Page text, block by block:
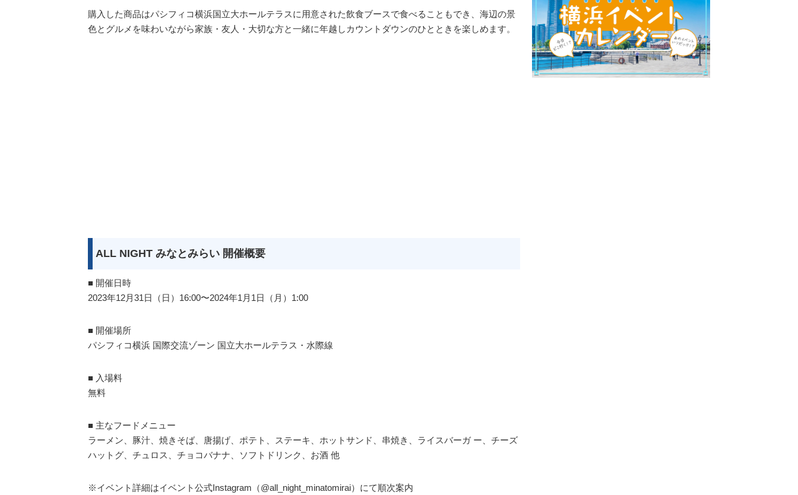
購⼊した商品はパシフィコ横浜国⽴⼤ホールテラスに⽤意された飲⾷ブースで食べることもでき、海辺の景
⾊とグルメを味わいながら家族・友人・大切な方と一緒に年越しカウントダウンのひとときを楽しめます。
ALL NIGHT みなとみらい 開催概要
■ 開催日時
2023年12⽉31⽇（日）16:00〜2024年1⽉1⽇（月）1:00
■ 開催場所
パシフィコ横浜 国際交流ゾーン 国⽴⼤ホールテラス・⽔際線
■ ⼊場料
無料
■ 主なフードメニュー
ラーメン、豚汁、焼きそば、唐揚げ、ポテト、ステーキ、ホットサンド、串焼き、ライスバーガ ー、チーズ
ハットグ、チュロス、チョコバナナ、ソフトドリンク、お酒 他
※イベント詳細はイベント公式Instagram（@all_night_minatomirai）にて順次案内